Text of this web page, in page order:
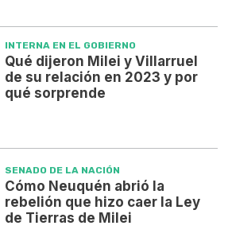
INTERNA EN EL GOBIERNO
Qué dijeron Milei y Villarruel
de su relación en 2023 y por
qué sorprende
SENADO DE LA NACIÓN
Cómo Neuquén abrió la
rebelión que hizo caer la Ley
de Tierras de Milei